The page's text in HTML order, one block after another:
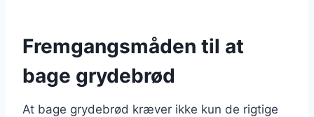
Fremgangsmåden til at
bage grydebrød
At bage grydebrød kræver ikke kun de rigtige